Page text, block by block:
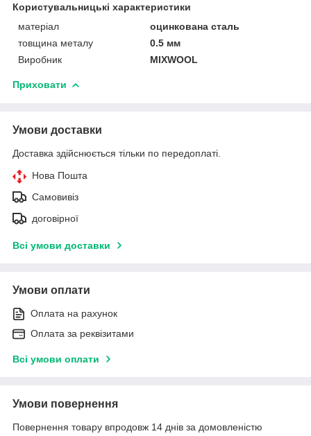
Користувальницькі характеристики
матеріал
оцинкована сталь
товщина металу
0.5 мм
Виробник
MIXWOOL
Приховати
Умови доставки
Доставка здійснюється тільки по передоплаті.
Нова Пошта
Самовивіз
договірної
Всі умови доставки
Умови оплати
Оплата на рахунок
Оплата за реквізитами
Всі умови оплати
Умови повернення
Повернення товару впродовж 14 днів за домовленістю